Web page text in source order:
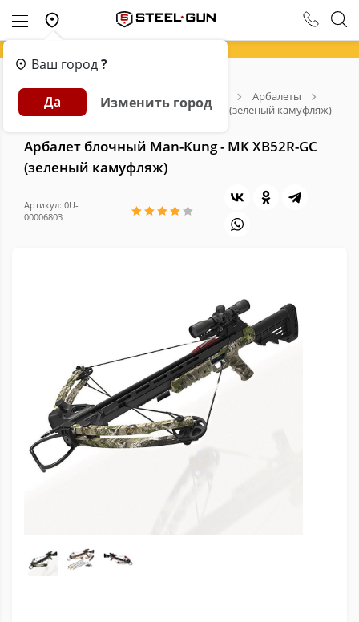
Ваш город?
Да Изменить город
Главная Каталог
Арбалеты
Арбалет блочный Man-Kung - MK XB52R-GC (зеленый камуфляж)
Арбалет блочный Man-Kung - MK XB52R-GC
(зеленый камуфляж)
Артикул: 0U-
00006803